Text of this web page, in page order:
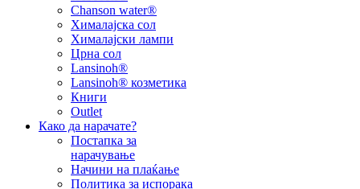
Chanson water®
Хималајска сол
Хималајски лампи
Црна сол
Lansinoh®
Lansinoh® козметика
Книги
Outlet
Како да нарачате?
Постапка за
нарачување
Начини на плаќање
Политика за испорака